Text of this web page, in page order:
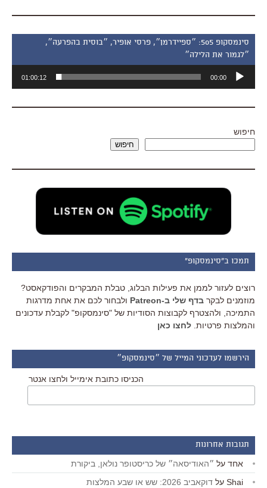
סינמסקופ 505: ״ספיידרמן״, פרסי אופיר, ״בוסית בהפרעה״,
״לגמור את הלילה״
אודיו
00:00
01:00:12
חיפוש
חיפוש
תמכו ב"סינמסקופ"
רוצים לעזור לממן את פעילות הבלוג, טבלת המבקרים והפודקאסט?
מוזמנים לבקר בדף שלי ב-Patreon
ולבחור לכם את אחת מדרגות
התמיכה, ולהצטרף לקבוצות הסודיות של "סינמסקופ" לקבלת עדכונים
והמלצות פרטיות. לחצו כאן
הירשמו לעדכוני המייל של ״סינמסקופ״
הכניסו כתובת אימייל ולחצו אנטר
תגובות אחרונות
אחד על ״האודיסאה״ של כריסטופר נולאן, ביקורת
Shai על דוקאביב 2026: שש או שבע המלצות